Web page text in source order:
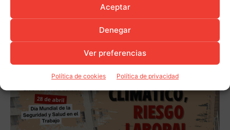
Aceptar
Denegar
Ver preferencias
Política de cookies Política de privacidad